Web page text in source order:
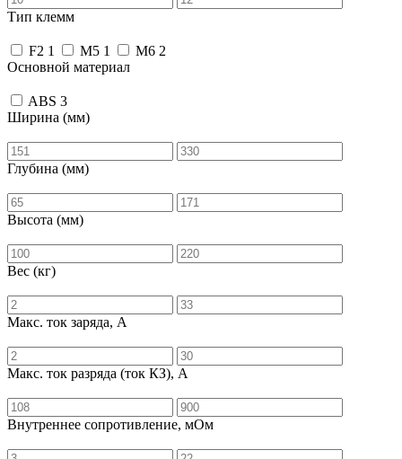
Тип клемм
F2 1 M5 1 M6 2
Основной материал
ABS 3
Ширина (мм)
Глубина (мм)
Высота (мм)
Вес (кг)
Макс. ток заряда, А
Макс. ток разряда (ток КЗ), А
Внутреннее сопротивление, мОм